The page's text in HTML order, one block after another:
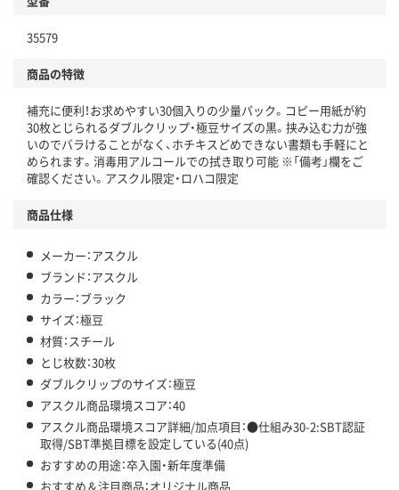
仕組
この商品の環境配慮ポイントです。下記商品詳細「
アスクル商品環境スコア詳細／加点項目
」で確認できます。
35579
商品の特徴
補充に便利！お求めやすい30個入りの少量パック。コピー用紙が約
30枚とじられるダブルクリップ・極豆サイズの黒。挟み込む力が強
いのでバラけることがなく、ホチキスどめできない書類も手軽にと
められます。消毒用アルコールでの拭き取り可能 ※「備考」欄をご
確認ください。アスクル限定・ロハコ限定
商品仕様
メーカー：アスクル
ブランド：アスクル
カラー：ブラック
サイズ：極豆
材質：スチール
とじ枚数：30枚
ダブルクリップのサイズ：極豆
アスクル商品環境スコア：40
アスクル商品環境スコア詳細/加点項目：●仕組み30-2:SBT認証
取得/SBT準拠目標を設定している(40点)
おすすめの用途：卒入園・新年度準備
おすすめ＆注目商品：オリジナル商品